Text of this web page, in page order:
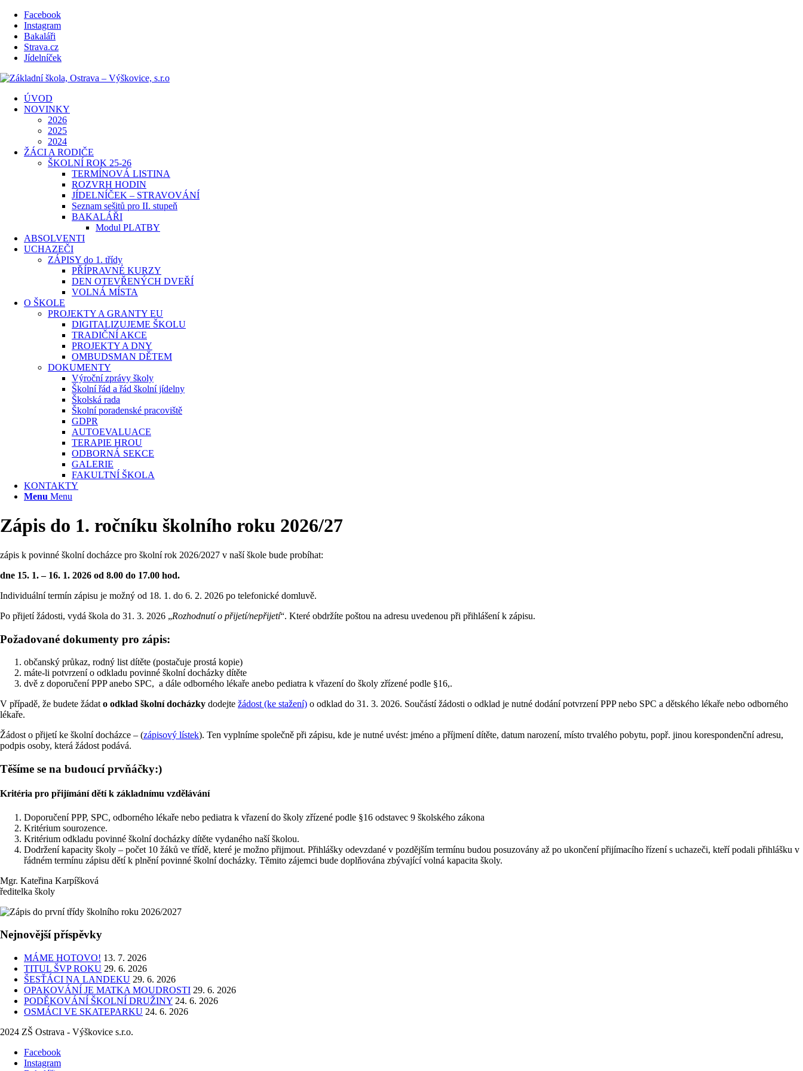
Facebook
Instagram
Bakaláři
Strava.cz
Jídelníček
ÚVOD
NOVINKY
2026
2025
2024
ŽÁCI A RODIČE
ŠKOLNÍ ROK 25-26
TERMÍNOVÁ LISTINA
ROZVRH HODIN
JÍDELNÍČEK – STRAVOVÁNÍ
Seznam sešitů pro II. stupeň
BAKALÁŘI
Modul PLATBY
ABSOLVENTI
UCHAZEČI
ZÁPISY do 1. třídy
PŘÍPRAVNÉ KURZY
DEN OTEVŘENÝCH DVEŘÍ
VOLNÁ MÍSTA
O ŠKOLE
PROJEKTY A GRANTY EU
DIGITALIZUJEME ŠKOLU
TRADIČNÍ AKCE
PROJEKTY A DNY
OMBUDSMAN DĚTEM
DOKUMENTY
Výroční zprávy školy
Školní řád a řád školní jídelny
Školská rada
Školní poradenské pracoviště
GDPR
AUTOEVALUACE
TERAPIE HROU
ODBORNÁ SEKCE
GALERIE
FAKULTNÍ ŠKOLA
KONTAKTY
Menu Menu
Zápis do 1. ročníku školního roku 2026/27
zápis k povinné školní docházce pro školní rok 2026/2027 v naší škole bude probíhat:
dne 15. 1. – 16. 1. 2026 od 8.00 do 17.00 hod.
Individuální termín zápisu je možný od 18. 1. do 6. 2. 2026 po telefonické domluvě.
Po přijetí žádosti, vydá škola do 31. 3. 2026 „Rozhodnutí o přijetí/nepřijetí“. Které obdržíte poštou na adresu uvedenou při přihlášení k zápisu.
Požadované dokumenty pro zápis:
občanský průkaz, rodný list dítěte (postačuje prostá kopie)
máte-li potvrzení o odkladu povinné školní docházky dítěte
dvě z doporučení PPP anebo SPC, a dále odborného lékaře anebo pediatra k vřazení do školy zřízené podle §16,.
V případě, že budete žádat o odklad školní docházky dodejte žádost (ke stažení) o odklad do 31. 3. 2026. Součástí žádosti o odklad je nutné dodání potvrzení PPP nebo SPC a dětského lékaře nebo odborného
lékaře.
Žádost o přijetí ke školní docházce – (zápisový lístek). Ten vyplníme společně při zápisu, kde je nutné uvést: jméno a příjmení dítěte, datum narození, místo trvalého pobytu, popř. jinou korespondenční adresu,
podpis osoby, která žádost podává.
Těšíme se na budoucí prvňáčky:)
Kritéria pro přijímání dětí k základnímu vzdělávání
Doporučení PPP, SPC, odborného lékaře nebo pediatra k vřazení do školy zřízené podle §16 odstavec 9 školského zákona
Kritérium sourozence.
Kritérium odkladu povinné školní docházky dítěte vydaného naší školou.
Dodržení kapacity školy – počet 10 žáků ve třídě, které je možno přijmout. Přihlášky odevzdané v pozdějším termínu budou posuzovány až po ukončení přijímacího řízení s uchazeči, kteří podali přihlášku v
řádném termínu zápisu dětí k plnění povinné školní docházky. Těmito zájemci bude doplňována zbývající volná kapacita školy.
Mgr. Kateřina Karpíšková
ředitelka školy
Nejnovější příspěvky
MÁME HOTOVO! 13. 7. 2026
TITUL ŠVP ROKU 29. 6. 2026
ŠESŤÁCI NA LANDEKU 29. 6. 2026
OPAKOVÁNÍ JE MATKA MOUDROSTI 29. 6. 2026
PODĚKOVÁNÍ ŠKOLNÍ DRUŽINY 24. 6. 2026
OSMÁCI VE SKATEPARKU 24. 6. 2026
2024 ZŠ Ostrava - Výškovice s.r.o.
Facebook
Instagram